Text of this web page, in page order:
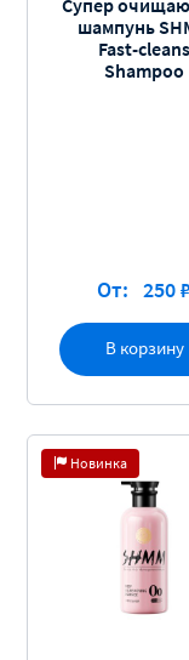
В корзину
шампунь
Fast-cleans
Shampoo
От: 250 ₽
Новинка